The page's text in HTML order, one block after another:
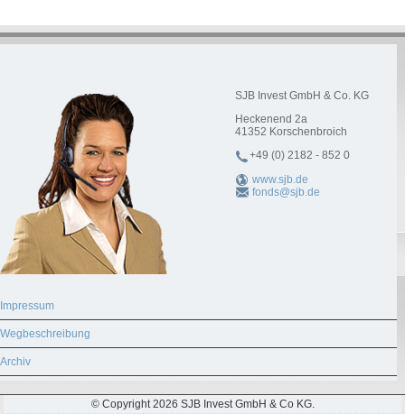
SJB Invest GmbH & Co. KG
Heckenend 2a
41352 Korschenbroich
+49 (0) 2182 - 852 0
www.sjb.de
fonds@sjb.de
Impressum
Wegbeschreibung
Archiv
© Copyright 2026 SJB Invest GmbH & Co KG.